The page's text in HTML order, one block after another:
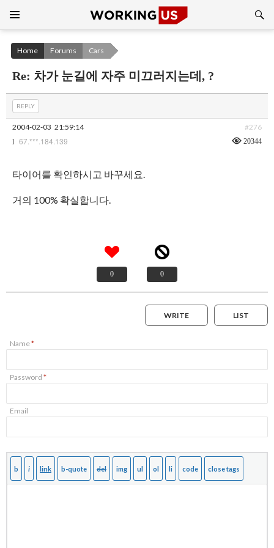
CONTENT
Home Forums Cars
Re: 차가 눈길에 자주 미끄러지는데, ?
REPLY
2004-02-03 21:59:14 #276
l 67.***.184.139 20344
타이어를 확인하시고 바꾸세요.
거의 100% 확실합니다.
0 0
LIST
WRITE
Name*
Password *
Email